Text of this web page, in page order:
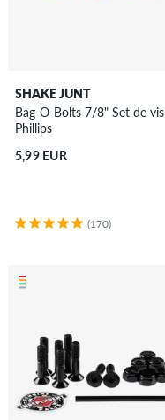
SHAKE JUNT
Bag-O-Bolts 7/8" Set de vis
Phillips
5,99 EUR
(170)